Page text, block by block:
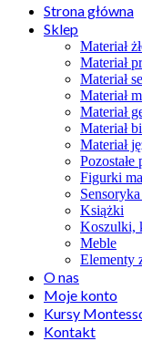
Strona główna
Sklep
Materiał
Materiał
Materiał
Materiał
Materiał
Materiał
Materiał
Figurki
Książki
Koszulki,
Meble
Elementy
O nas
Moje konto
Kursy
Kontakt